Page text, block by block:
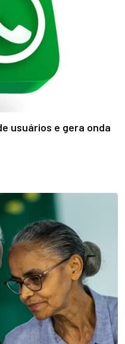
usuários e gera onda